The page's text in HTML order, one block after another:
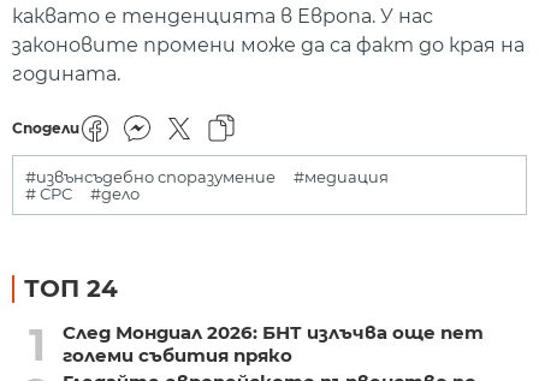
каквато е тенденцията в Европа. У нас
законовите промени може да са факт до края на
годината.
Сподели
#извънсъдебно споразумение
#медиация
# СРС
#дело
ТОП 24
1
След Мондиал 2026: БНТ излъчва още пет
големи събития пряко